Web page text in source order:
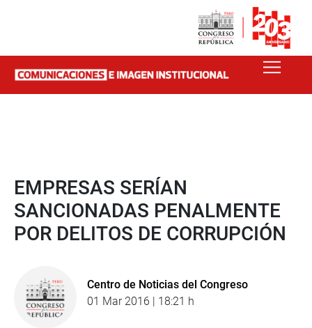
EMPRESAS SERÍAN
SANCIONADAS PENALMENTE
POR DELITOS DE CORRUPCIÓN
Centro de Noticias del Congreso
01 Mar 2016 | 18:21 h